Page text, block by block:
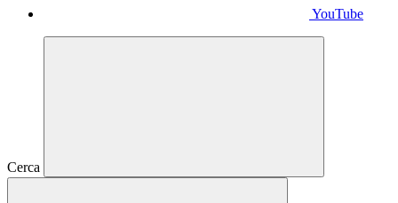
YouTube
Cerca